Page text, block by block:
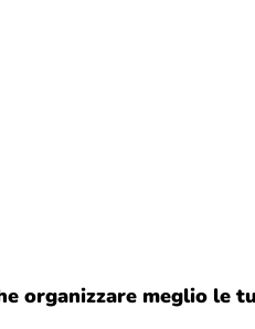
organizzare meglio le